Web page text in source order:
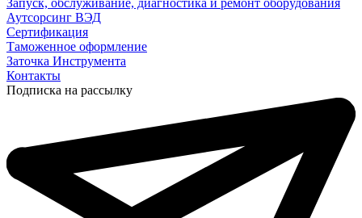
Запуск, обслуживание, диагностика и ремонт оборудования
Аутсорсинг ВЭД
Сертификация
Таможенное оформление
Заточка Инструмента
Контакты
Подписка на рассылку